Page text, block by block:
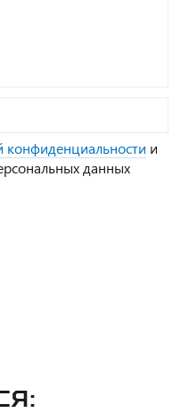
конфиденциальности и
данных